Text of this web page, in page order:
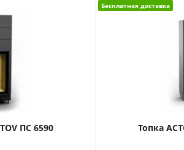
ПС 6590
Бесплатная доставка
Топка